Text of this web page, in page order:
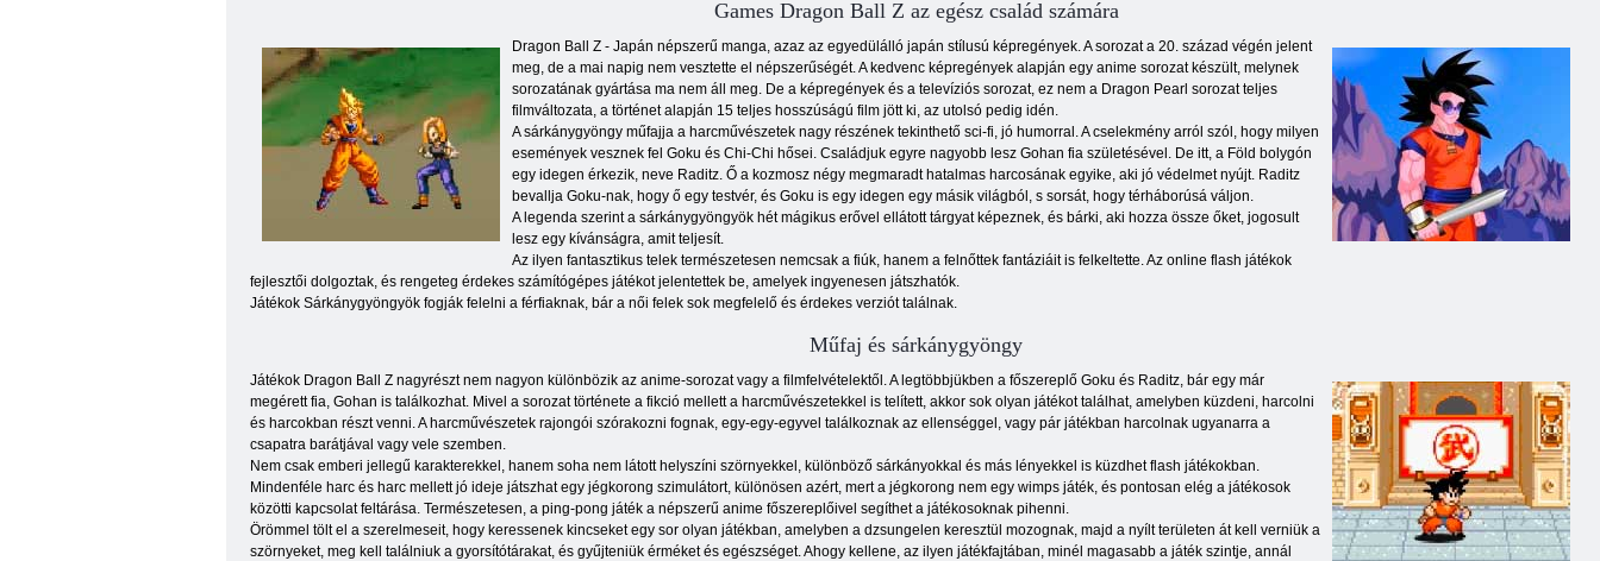
Games Dragon Ball Z az egész család számára
Dragon Ball Z - Japán népszerű manga, azaz az egyedülálló japán stílusú képregények. A sorozat a 20. század végén jelent
meg, de a mai napig nem vesztette el népszerűségét. A kedvenc képregények alapján egy anime sorozat készült, melynek
sorozatának gyártása ma nem áll meg. De a képregények és a televíziós sorozat, ez nem a Dragon Pearl sorozat teljes
filmváltozata, a történet alapján 15 teljes hosszúságú film jött ki, az utolsó pedig idén.
A sárkánygyöngy műfajja a harcművészetek nagy részének tekinthető sci-fi, jó humorral. A cselekmény arról szól, hogy milyen
események vesznek fel Goku és Chi-Chi hősei. Családjuk egyre nagyobb lesz Gohan fia születésével. De itt, a Föld bolygón
egy idegen érkezik, neve Raditz. Ő a kozmosz négy megmaradt hatalmas harcosának egyike, aki jó védelmet nyújt. Raditz
bevallja Goku-nak, hogy ő egy testvér, és Goku is egy idegen egy másik világból, s sorsát, hogy térháborúsá váljon.
A legenda szerint a sárkánygyöngyök hét mágikus erővel ellátott tárgyat képeznek, és bárki, aki hozza össze őket, jogosult
lesz egy kívánságra, amit teljesít.
Az ilyen fantasztikus telek természetesen nemcsak a fiúk, hanem a felnőttek fantáziáit is felkeltette. Az online flash játékok
fejlesztői dolgoztak, és rengeteg érdekes számítógépes játékot jelentettek be, amelyek ingyenesen játszhatók.
Játékok Sárkánygyöngyök fogják felelni a férfiaknak, bár a női felek sok megfelelő és érdekes verziót találnak.
Műfaj és sárkánygyöngy
Játékok Dragon Ball Z nagyrészt nem nagyon különbözik az anime-sorozat vagy a filmfelvételektől. A legtöbbjükben a főszereplő Goku és Raditz, bár egy már
megérett fia, Gohan is találkozhat. Mivel a sorozat története a fikció mellett a harcművészetekkel is telített, akkor sok olyan játékot találhat, amelyben küzdeni, harcolni
és harcokban részt venni. A harcművészetek rajongói szórakozni fognak, egy-egy-egyvel találkoznak az ellenséggel, vagy pár játékban harcolnak ugyanarra a
csapatra barátjával vagy vele szemben.
Nem csak emberi jellegű karakterekkel, hanem soha nem látott helyszíni szörnyekkel, különböző sárkányokkal és más lényekkel is küzdhet flash játékokban.
Mindenféle harc és harc mellett jó ideje játszhat egy jégkorong szimulátort, különösen azért, mert a jégkorong nem egy wimps játék, és pontosan elég a játékosok
közötti kapcsolat feltárása. Természetesen, a ping-pong játék a népszerű anime főszereplőivel segíthet a játékosoknak pihenni.
Örömmel tölt el a szerelmeseit, hogy keressenek kincseket egy sor olyan játékban, amelyben a dzsungelen keresztül mozognak, majd a nyílt területen át kell verniük a
szörnyeket, meg kell találniuk a gyorsítótárakat, és gyűjteniük érméket és egészséget. Ahogy kellene, az ilyen játékfajtában, minél magasabb a játék szintje, annál